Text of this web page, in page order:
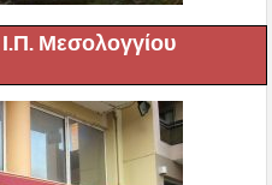
Μεσολογγίου